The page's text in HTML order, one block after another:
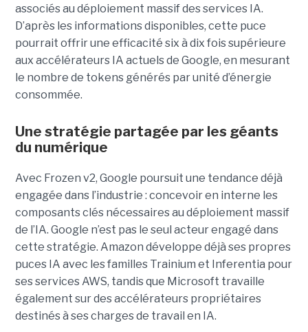
associés au déploiement massif des services IA.
D’après les informations disponibles, cette puce
pourrait offrir une efficacité six à dix fois supérieure
aux accélérateurs IA actuels de Google, en mesurant
le nombre de tokens générés par unité d’énergie
consommée.
Une stratégie partagée par les géants
du numérique
Avec Frozen v2, Google poursuit une tendance déjà
engagée dans l’industrie : concevoir en interne les
composants clés nécessaires au déploiement massif
de l’IA. Google n’est pas le seul acteur engagé dans
cette stratégie. Amazon développe déjà ses propres
puces IA avec les familles Trainium et Inferentia pour
ses services AWS, tandis que Microsoft travaille
également sur des accélérateurs propriétaires
destinés à ses charges de travail en IA.